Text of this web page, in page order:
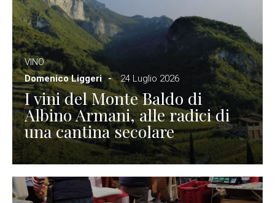
VINO
Domenico Liggeri
24 Luglio 2026
I vini del Monte Baldo di
Albino Armani, alle radici di
una cantina secolare